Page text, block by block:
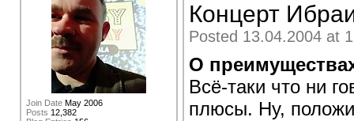
Концерт
Posted 13.04.2004 at
О
Всё-таки что ни
плюсы. Ну,
Join Date May 2006
Posts 12,382